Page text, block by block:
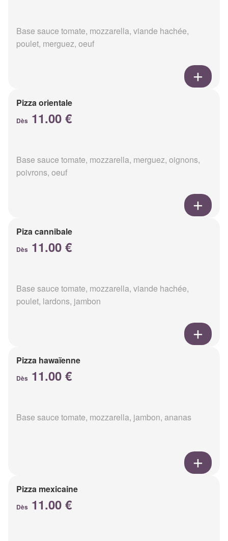
Base sauce tomate, mozzarella, viande hachée,
poulet, merguez, oeuf
Pizza orientale
Dès 11.00 €
Base sauce tomate, mozzarella, merguez, oignons,
poivrons, oeuf
Piza cannibale
Dès 11.00 €
Base sauce tomate, mozzarella, viande hachée,
poulet, lardons, jambon
Pizza hawaïenne
Dès 11.00 €
Base sauce tomate, mozzarella, jambon, ananas
Pizza mexicaine
Dès 11.00 €